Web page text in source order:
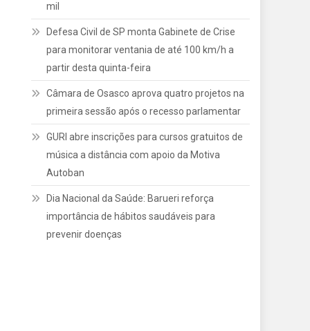
mil
Defesa Civil de SP monta Gabinete de Crise
para monitorar ventania de até 100 km/h a
partir desta quinta-feira
Câmara de Osasco aprova quatro projetos na
primeira sessão após o recesso parlamentar
GURI abre inscrições para cursos gratuitos de
música a distância com apoio da Motiva
Autoban
Dia Nacional da Saúde: Barueri reforça
importância de hábitos saudáveis para
prevenir doenças